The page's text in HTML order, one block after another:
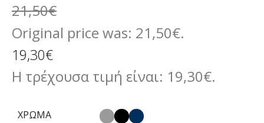
21,50€
Original price was: 21,50€.
19,30€
Η τρέχουσα τιμή είναι: 19,30€.
ΧΡΏΜΑ